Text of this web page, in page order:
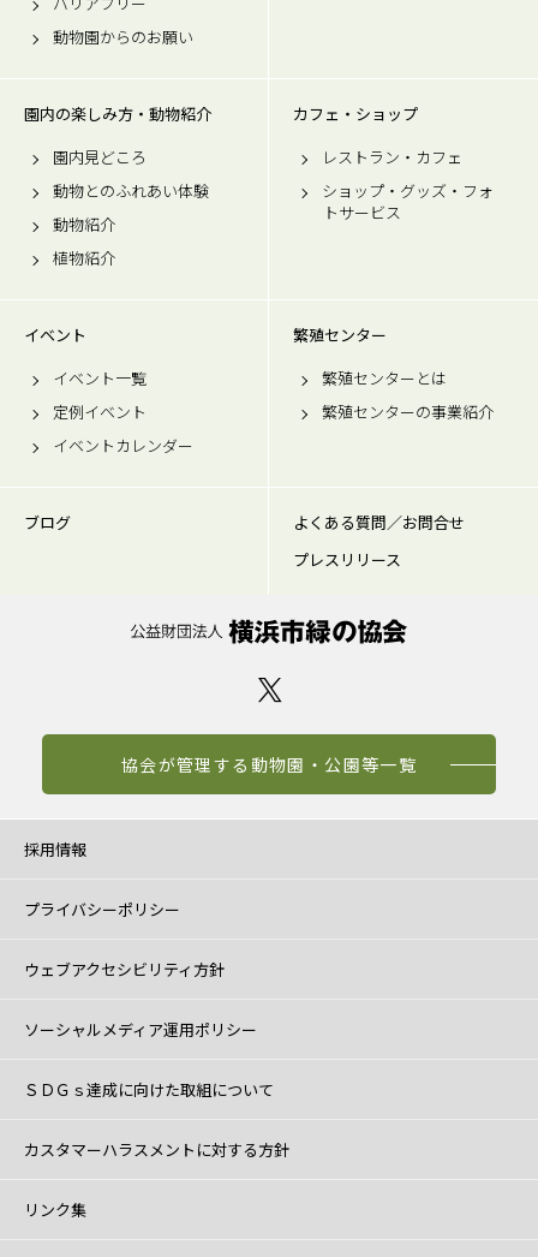
動物園からのお願い
園内の楽しみ方・動物紹介
園内見どころ
動物とのふれあい体験
動物紹介
植物紹介
カフェ・ショップ
レストラン・カフェ
ショップ・グッズ・フォ
トサービス
イベント
イベント一覧
定例イベント
イベントカレンダー
繁殖センター
繁殖センターとは
繁殖センターの事業紹介
ブログ
よくある質問／お問合せ
プレスリリース
協会が管理する動物園・公園等一覧
採用情報
プライバシーポリシー
ウェブアクセシビリティ方針
ソーシャルメディア運用ポリシー
ＳＤＧｓ達成に向けた取組について
カスタマーハラスメントに対する方針
リンク集